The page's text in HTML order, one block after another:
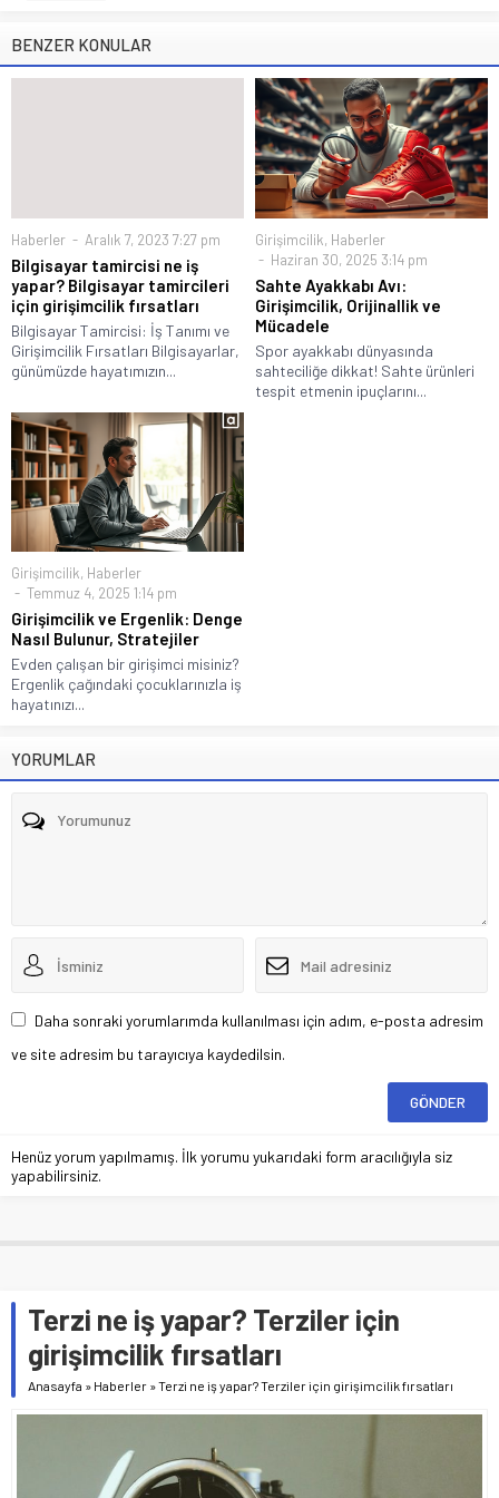
BENZER KONULAR
Haberler Aralık 7, 2023 7:27 pm
Bilgisayar tamircisi ne iş
yapar? Bilgisayar tamircileri
için girişimcilik fırsatları
Bilgisayar Tamircisi: İş Tanımı ve
Girişimcilik Fırsatları Bilgisayarlar,
günümüzde hayatımızın...
Girişimcilik, Haberler
Haziran 30, 2025 3:14 pm
Sahte Ayakkabı Avı:
Girişimcilik, Orijinallik ve
Mücadele
Spor ayakkabı dünyasında
sahteciliğe dikkat! Sahte ürünleri
tespit etmenin ipuçlarını...
Girişimcilik, Haberler
Temmuz 4, 2025 1:14 pm
Girişimcilik ve Ergenlik: Denge
Nasıl Bulunur, Stratejiler
Evden çalışan bir girişimci misiniz?
Ergenlik çağındaki çocuklarınızla iş
hayatınızı...
YORUMLAR
Daha sonraki yorumlarımda kullanılması için adım, e-posta adresim
ve site adresim bu tarayıcıya kaydedilsin.
Henüz yorum yapılmamış. İlk yorumu yukarıdaki form aracılığıyla siz
yapabilirsiniz.
Terzi ne iş yapar? Terziler için
girişimcilik fırsatları
Anasayfa » Haberler »Terzi ne iş yapar? Terziler için girişimcilik fırsatları